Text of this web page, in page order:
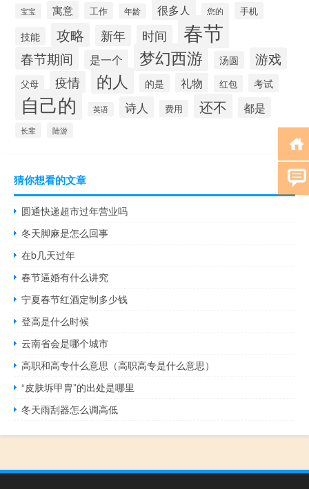
宝宝 寓意 工作 年龄 很多人 您的 手机
技能 攻略 新年 时间 春节
春节期间 是一个 梦幻西游 汤圆 游戏
父母 疫情 的人 的是 礼物 红包 考试
自己的 英语 诗人 费用 还不 都是
长辈 陆游
猜你想看的文章
圆通快递超市过年营业吗
冬天脚麻是怎么回事
在b几天过年
春节逼婚有什么讲究
宁夏春节红酒定制多少钱
登高是什么时候
云南省会是哪个城市
高职和高专什么意思（高职高专是什么意思）
“皮肤坼甲胄”的出处是哪里
冬天雨刮器怎么调高低